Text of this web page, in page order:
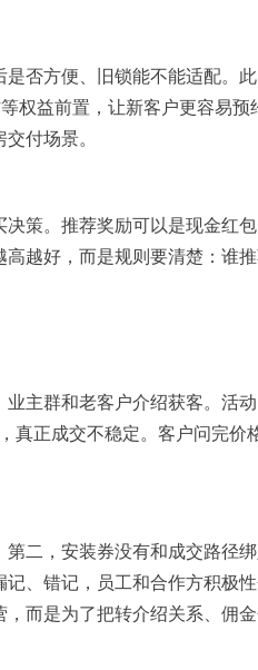
否方便、旧锁能不能适配。
权益前置，让新客户更容易预
付场景。
策。推荐奖励可以是现金红
越好，而是规则要清楚：谁
主群和老客户介绍获客。活
真正成交不稳定。客户问完价
二，安装券没有和成交路径绑
、错记，员工和合作方积极
，而是为了把转介绍关系、佣